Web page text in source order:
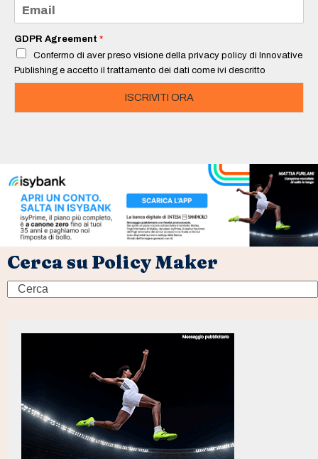
a
i
*
GDPR Agreement *
Confermo di aver preso visione della privacy policy di Innovative
Publishing e accetto il trattamento dei dati come ivi descritto
ISCRIVITI ORA
Cerca su Policy Maker
Search